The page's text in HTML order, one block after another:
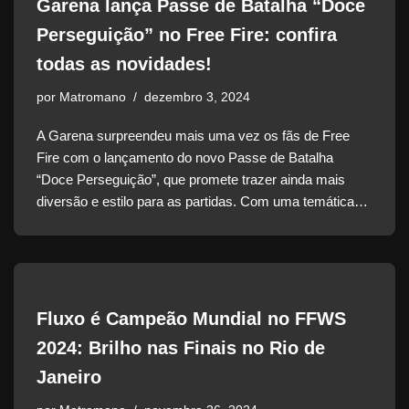
Garena lança Passe de Batalha “Doce
Perseguição” no Free Fire: confira
todas as novidades!
por Matromano dezembro 3, 2024
A Garena surpreendeu mais uma vez os fãs de Free
Fire com o lançamento do novo Passe de Batalha
“Doce Perseguição”, que promete trazer ainda mais
diversão e estilo para as partidas. Com uma temática…
Fluxo é Campeão Mundial no FFWS
2024: Brilho nas Finais no Rio de
Janeiro